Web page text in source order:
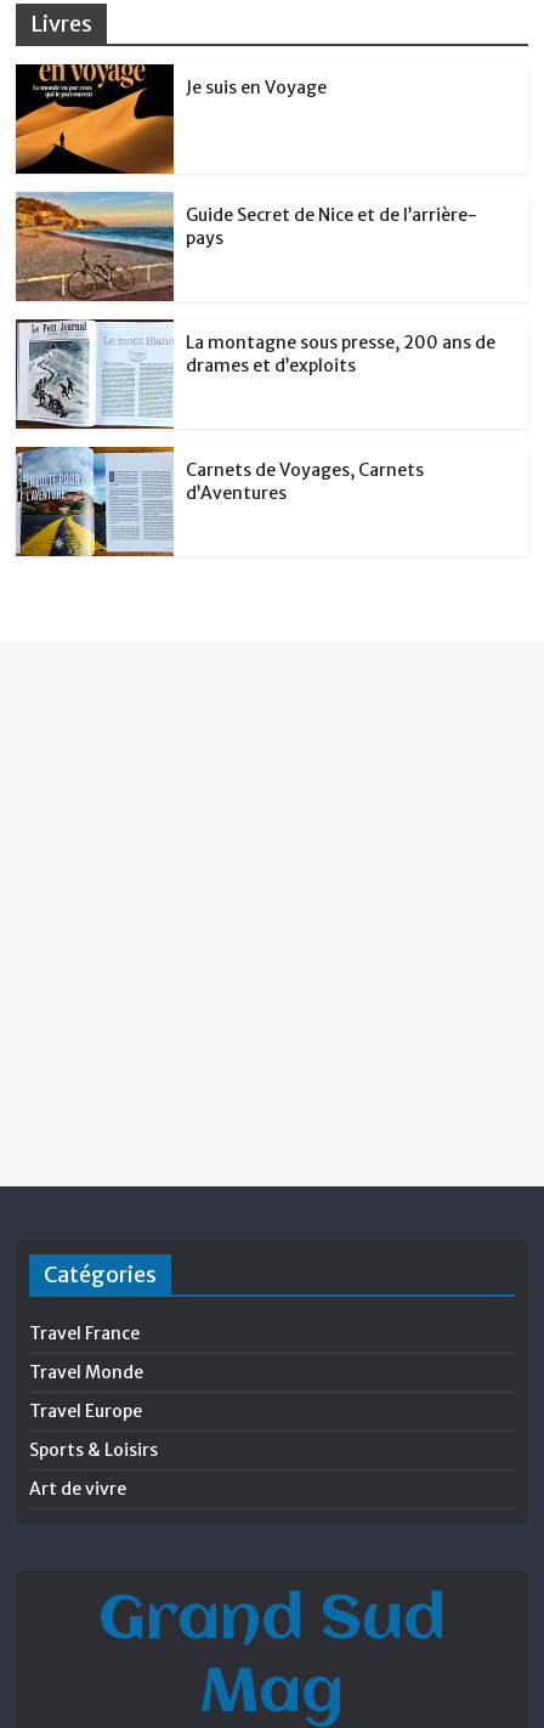
Livres
Je suis en Voyage
Guide Secret de Nice et de l’arrière-
pays
La montagne sous presse, 200 ans de
drames et d’exploits
Carnets de Voyages, Carnets
d’Aventures
Catégories
Travel France
Travel Monde
Travel Europe
Sports & Loisirs
Art de vivre
Grand Sud
Mag